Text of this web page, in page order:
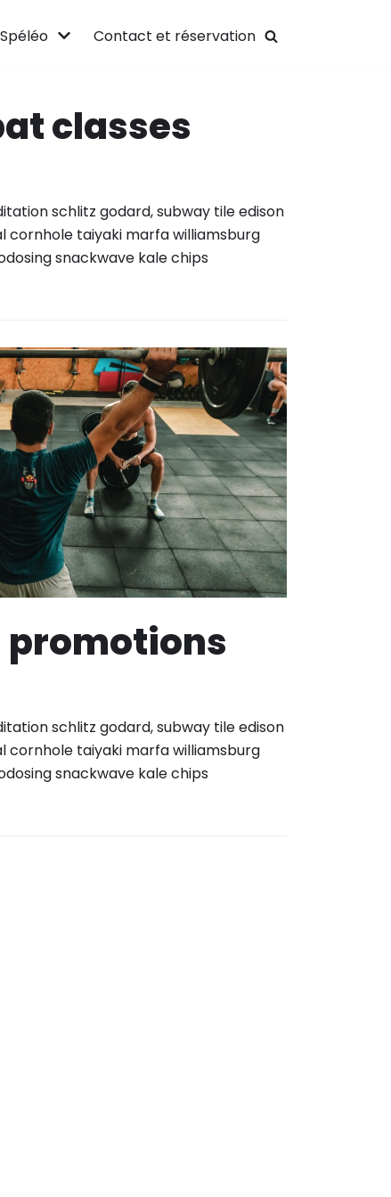
Spéléo Contact et réservation
classes
schlitz godard, subway tile edison
cornhole taiyaki marfa williamsburg
snackwave kale chips
schlitz godard, subway tile edison
cornhole taiyaki marfa williamsburg
snackwave kale chips